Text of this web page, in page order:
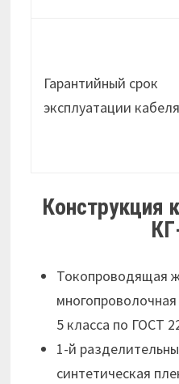
Гарантийный срок
эксплуатации кабеля
Конструкция
Токопроводящая
5 класса по ГОСТ
1-й
синтетическая